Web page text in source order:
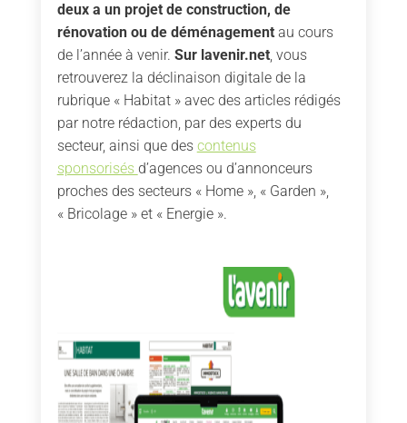
deux a un projet de construction, de
rénovation ou de déménagement au cours
de l’année à venir. Sur lavenir.net, vous
retrouverez la déclinaison digitale de la
rubrique « Habitat » avec des articles rédigés
par notre rédaction, par des experts du
secteur, ainsi que des contenus
sponsorisés d’agences ou d’annonceurs
proches des secteurs « Home », « Garden »,
« Bricolage » et « Energie ».